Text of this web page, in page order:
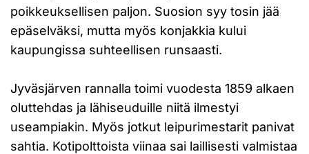
poikkeuksellisen paljon. Suosion syy tosin jää
epäselväksi, mutta myös konjakkia kului
kaupungissa suhteellisen runsaasti.
Jyväsjärven rannalla toimi vuodesta 1859 alkaen
oluttehdas ja lähiseuduille niitä ilmestyi
useampiakin. Myös jotkut leipurimestarit panivat
sahtia. Kotipolttoista viinaa sai laillisesti valmistaa